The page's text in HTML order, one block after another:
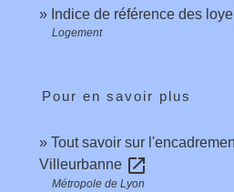
Indice de référence des
Logement
Pour en savoir plus
Tout savoir sur
Villeurbanne open_in_new
Métropole de Lyon